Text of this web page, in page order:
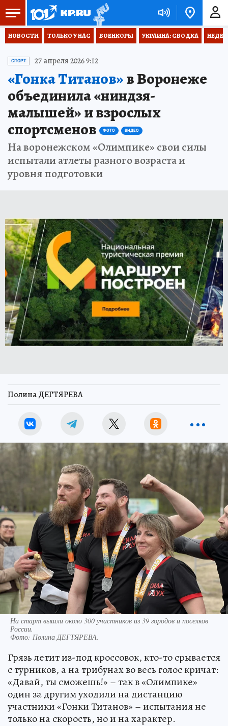
НОВОСТИ ТОЛЬКО У НАС ВОЕНКОРЫ УКРАИНА: СВОДКА
СПОРТ 27 апреля 2026 9:12
«Гонка Титанов»в Воронеже
объединила «ниндзя-
малышей» и взрослых
спортсменов
ФОТО ВИДЕО
На воронежском «Олимпике» свои силы
испытали атлеты разного возраста и
уровня подготовки
Полина ДЕГТЯРЕВА
На старт вышли около 300 участников из 39 городов и поселков
России.
Фото: Полина ДЕГТЯРЕВА.
Грязь летит из-под кроссовок, кто-то срывается
с турников, а на трибунах во весь голос кричат:
«Давай, ты сможешь!» – так в «Олимпике»
один за другим уходили на дистанцию
участники «Гонки Титанов» – испытания не
только на скорость, но и на характер.